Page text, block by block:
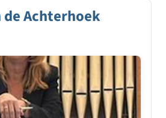
de Achterhoek